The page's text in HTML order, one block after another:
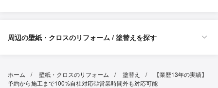
周辺の壁紙・クロスのリフォーム / 塗替えを探す
ホーム 壁紙・クロスのリフォーム 塗替え
【業歴13年の実績】
予約から施工まで100%自社対応◎営業時間外も対応可能